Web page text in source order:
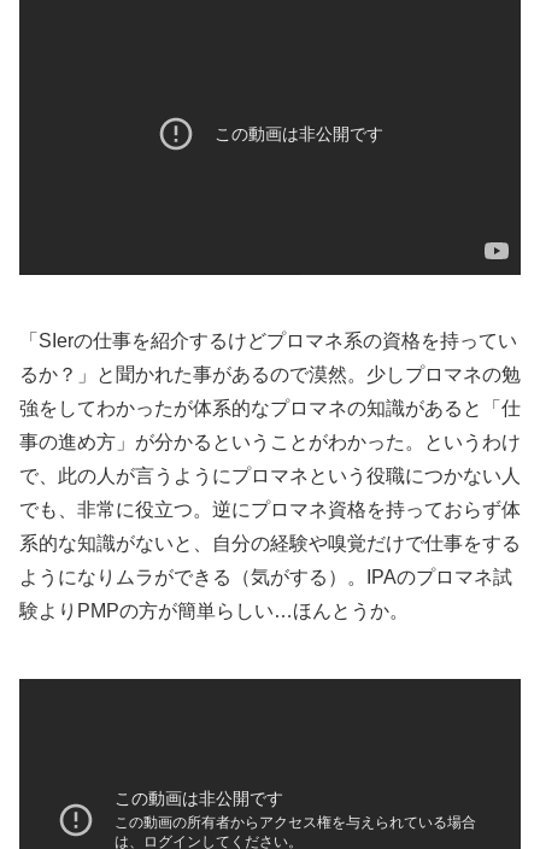
「SIerの仕事を紹介するけどプロマネ系の資格を持ってい
るか？」と聞かれた事があるので漠然。少しプロマネの勉
強をしてわかったが体系的なプロマネの知識があると「仕
事の進め方」が分かるということがわかった。というわけ
で、此の人が言うようにプロマネという役職につかない人
でも、非常に役立つ。逆にプロマネ資格を持っておらず体
系的な知識がないと、自分の経験や嗅覚だけで仕事をする
ようになりムラができる（気がする）。IPAのプロマネ試
験よりPMPの方が簡単らしい…ほんとうか。